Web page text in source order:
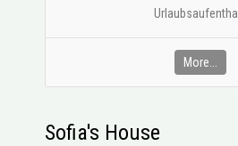
More...
Sofia's House